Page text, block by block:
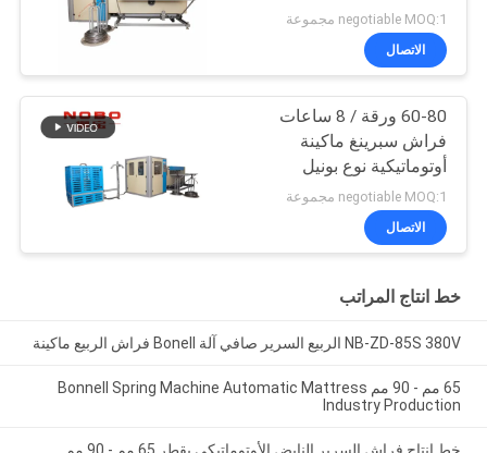
negotiable MOQ:1 مجموعة
الاتصال
60-80 ورقة / 8 ساعات
فراش سبرينغ ماكينة
أوتوماتيكية نوع بونيل
negotiable MOQ:1 مجموعة
الاتصال
خط انتاج المراتب
NB-ZD-85S 380V الربيع السرير صافي آلة Bonell فراش الربيع ماكينة
65 مم - 90 مم Bonnell Spring Machine Automatic Mattress
Industry Production
خط إنتاج فراش السرير النابض الأوتوماتيكي بقطر 65 مم - 90 مم